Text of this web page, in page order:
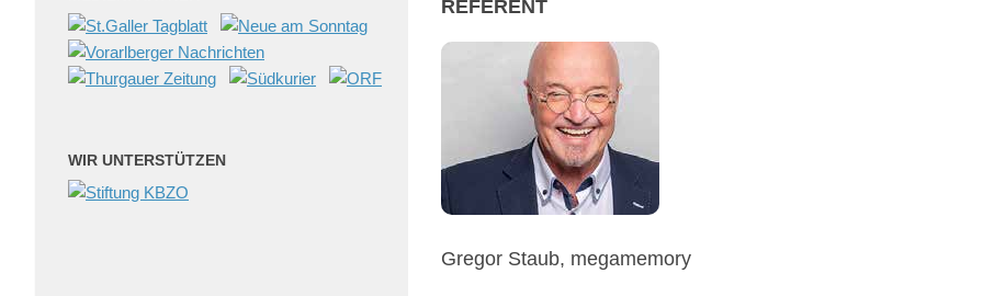
REFERENT
Gregor Staub, megamemory
WIR UNTERSTÜTZEN